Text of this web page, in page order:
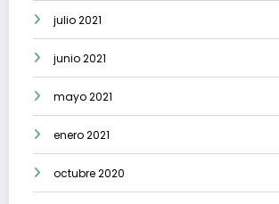
julio 2021
junio 2021
mayo 2021
enero 2021
octubre 2020